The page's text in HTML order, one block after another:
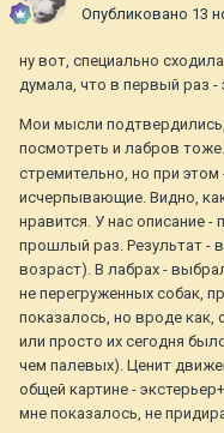
Опубликовано 13
ну вот, специально
думала, что в первый раз
Мои мысли
посмотреть и лабров
стремительно, но при этом
исчерпывающие. Видно,
нравится. У нас описание -
прошлый раз. Результат -
возраст). В лабрах -
не перегруженных собак,
показалось, но вроде как,
или просто их сегодня
чем палевых). Ценит
общей картине -
мне показалось, не